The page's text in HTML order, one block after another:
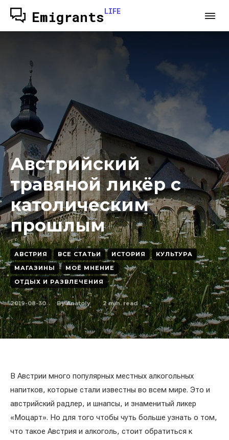
EmigrantsLIFE
Австрийский
травяной ликёр с
католическим
прошлым
АВСТРИЯ ВСЕ СТАТЬИ ИСТОРИЯ
КУЛЬТУРА
МАГАЗИНЫ
МОЁ МНЕНИЕ
ОТДЫХ И РАЗВЛЕЧЕНИЯ
2019-08-30 By Anatoly 2min. read
В Австрии много популярных местных алкогольных
напитков, которые стали известны во всем мире. Это и
австрийский радлер, и шнапсы, и знаменитый ликер
«Моцарт». Но для того чтобы чуть больше узнать о том,
что такое Австрия и алкоголь, стоит обратиться к